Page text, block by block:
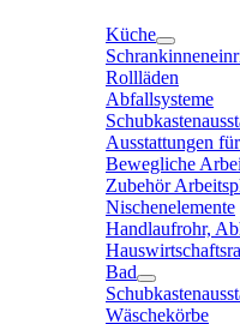
Küche
Rollläden
Abfallsysteme
Ausstattungen
Bewegliche
Zubehör
Nischenelemente
Handlaufrohr,
Bad
Wäschekörbe